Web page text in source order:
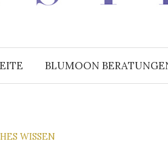
BLUMOON
WISSEN